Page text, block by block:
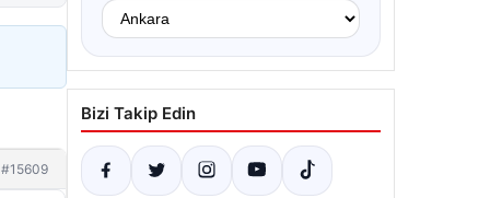
#15609
Bizi Takip Edin